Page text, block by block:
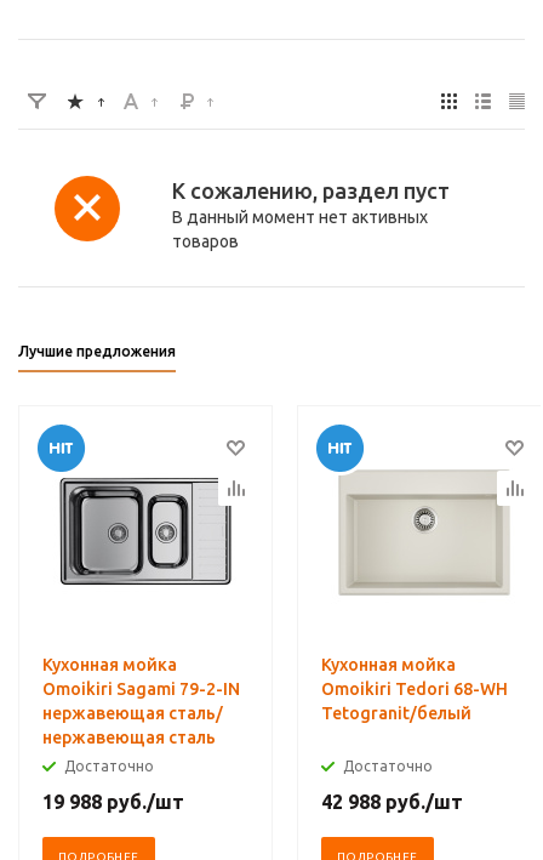
К сожалению, раздел пуст
В данный момент нет активных
товаров
Лучшие предложения
Кухонная мойка
Omoikiri Sagami 79-2-IN
нержавеющая сталь/
нержавеющая сталь
Достаточно
19 988 руб./шт
ПОДРОБНЕЕ
Кухонная мойка
Omoikiri Tedori 68-WH
Tetogranit/белый
Достаточно
42 988 руб./шт
ПОДРОБНЕЕ